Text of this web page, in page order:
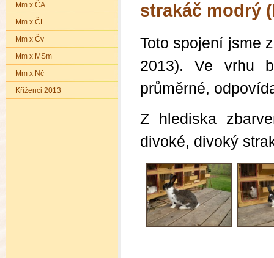
Mm x ČA
Mm x ČL
Mm x Čv
Mm x MSm
Mm x Nč
Kříženci 2013
strakáč modrý
Toto spojení jsme
2013). Ve vrhu
průměrné,
Z hlediska
divoké, divoký